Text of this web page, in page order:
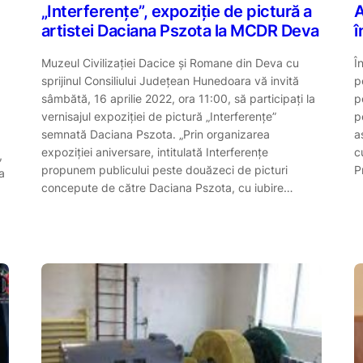
„Interferenţe”, expoziție de pictură a
artistei Daciana Pszota la MCDR Deva
Muzeul Civilizației Dacice și Romane din Deva cu
sprijinul Consiliului Județean Hunedoara vă invită
sâmbătă, 16 aprilie 2022, ora 11:00, să participați la
vernisajul expoziției de pictură „Interferenţe”
semnată Daciana Pszota. „Prin organizarea
expoziţiei aniversare, intitulată Interferenţe
propunem publicului peste douăzeci de picturi
concepute de către Daciana Pszota, cu iubire…